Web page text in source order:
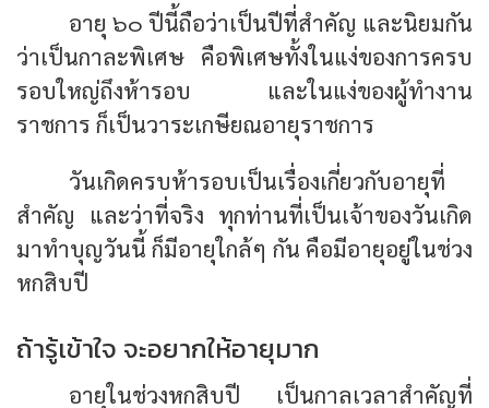
อายุ ๖๐ ปีนี้ถือว่าเป็นปีที่สำคัญ และนิยมกัน
ว่าเป็นกาละพิเศษ คือพิเศษทั้งในแง่ของการครบ
รอบใหญ่ถึงห้ารอบ และในแง่ของผู้ทำงาน
ราชการ ก็เป็นวาระเกษียณอายุราชการ
วันเกิดครบห้ารอบเป็นเรื่องเกี่ยวกับอายุที่
สำคัญ และว่าที่จริง ทุกท่านที่เป็นเจ้าของวันเกิด
มาทำบุญวันนี้ ก็มีอายุใกล้ๆ กัน คือมีอายุอยู่ในช่วง
หกสิบปี
ถ้ารู้เข้าใจ จะอยากให้อายุมาก
อายุในช่วงหกสิบปี เป็นกาลเวลาสำคัญที่